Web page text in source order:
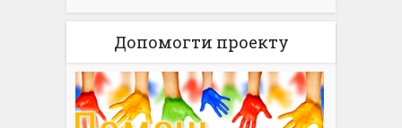
Допомогти проекту